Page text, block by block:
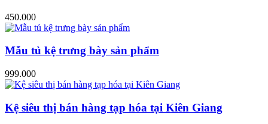
450.000
Mẫu tủ kệ trưng bày sản phẩm
999.000
Kệ siêu thị bán hàng tạp hóa tại Kiên Giang